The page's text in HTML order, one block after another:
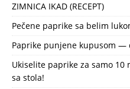
ZIMNICA IKAD (RECEPT)
Pečene paprike sa belim
Paprike punjene kupusom —
Ukiselite paprike za samo
sa stola!